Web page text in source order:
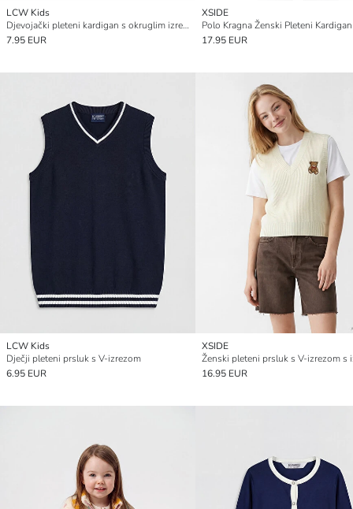
LCW Kids
Djevojački pleteni kardigan s okruglim izrezom
7.95 EUR
XSIDE
Polo Kragna Ženski Pleteni Kardigan
17.95 EUR
LCW Kids
Dječji pleteni prsluk s V-izrezom
6.95 EUR
XSIDE
16.95 EUR